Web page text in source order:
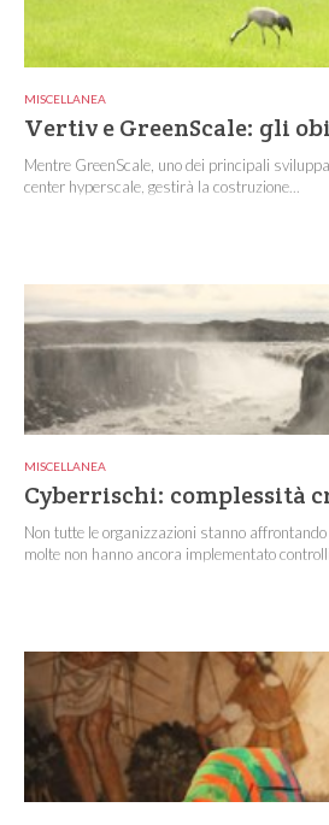
MISCELLANEA
Vertiv e GreenScale: gli
Mentre GreenScale, uno dei principali
center hyperscale, gestirà la costruzione...
MISCELLANEA
Cyberrischi: complessità
Non tutte le organizzazioni stanno
molte non hanno ancora implementato